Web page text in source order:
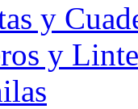
y
y